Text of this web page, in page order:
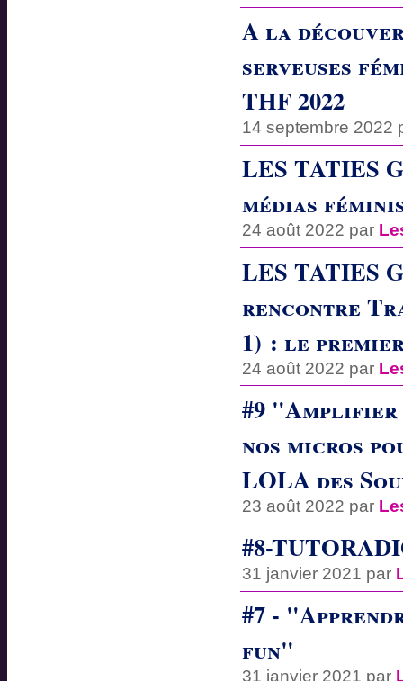
A la
serveuses
THF 2022
14 septembre 2022
LES TATIES
médias
24 août 2022 par
LES TATIES
rencontre
1) : le
24 août 2022 par
#9 "Amplifier
nos micros
LOLA des
23 août 2022 par
#8-
31 janvier 2021 par
#7 -
fun"
31 janvier 2021 par